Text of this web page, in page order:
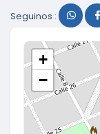
Seguinos :
+
−